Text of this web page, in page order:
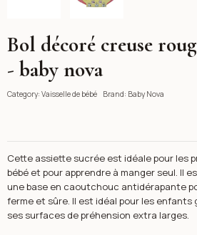
Bol décoré creuse
- baby nova
Category: Vaisselle de bébé Brand: Baby Nova
Cette assiette sucrée est idéale pour les
bébé et pour apprendre à manger seul. Il
une base en caoutchouc antidérapante
ferme et sûre. Il est idéal pour les enfants
ses surfaces de préhension extra larges.